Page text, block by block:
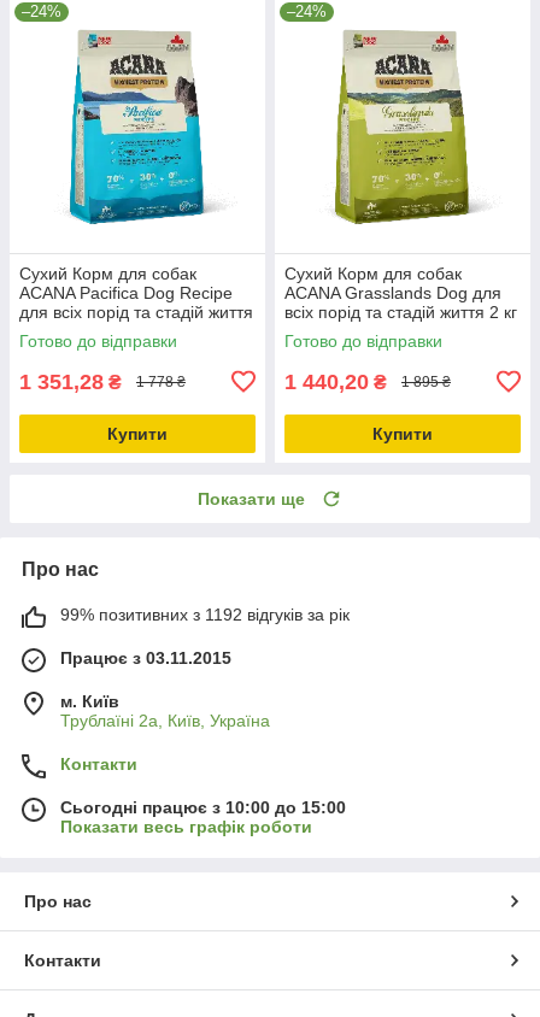
–24%
Сухий Корм для собак
ACANA Pacifica Dog Recipe
для всіх порід та стадій життя
2 кг (a54120)
Готово до відправки
1 351,28 ₴ 1 778 ₴
Купити
–24%
Сухий Корм для собак
ACANA Grasslands Dog для
всіх порід та стадій життя 2 кг
(a54220)
Готово до відправки
1 440,20 ₴ 1 895 ₴
Купити
Показати ще
Про нас
99% позитивних з 1192 відгуків за рік
Працює з 03.11.2015
м. Київ
Трублаїні 2а, Київ, Україна
Контакти
Сьогодні працює з 10:00 до 15:00
Показати весь графік роботи
Про нас
Контакти